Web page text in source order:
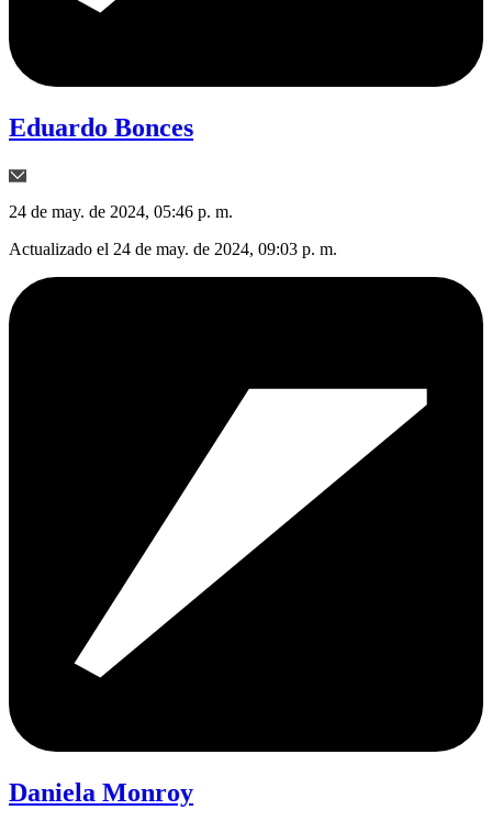
Eduardo Bonces
24 de may. de 2024, 05:46 p. m.
Actualizado el 24 de may. de 2024, 09:03 p. m.
Daniela Monroy